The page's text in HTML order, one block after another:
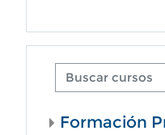
Buscar cursos
Formación